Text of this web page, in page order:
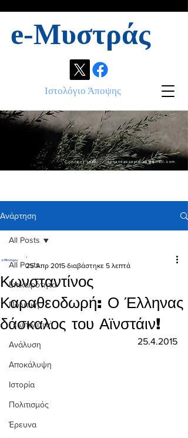
e-Μυστράς
Ιστολόγιο Άποψης
Contact info: ikonandassociates@gmail.com
Ανάρτηση
All Posts
Επικαιρότητα
Πολιτική
Γεωπολιτική
Ανάλυση
Αποκάλυψη
Ιστορία
Πολιτισμός
Έρευνα
All Posts
Κωνσταντίνος
Καραθεοδωρή: Ο Έλληνας
δάσκαλος του Αϊνστάιν!
.
25 Απρ 2015 διαβάστηκε 5 λεπτά
25.4.2015